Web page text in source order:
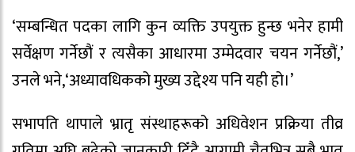
‘सम्बन्धित पदका लागि कुन व्यक्ति उपयुक्त हुन्छ भनेर हामी
सर्वेक्षण गर्नेछौं र त्यसैका आधारमा उम्मेदवार चयन गर्नेछौं,’
उनले भने,‘अध्यावधिकको मुख्य उद्देश्य पनि यही हो।’
सभापति थापाले भ्रातृ संस्थाहरूको अधिवेशन प्रक्रिया तीव्र